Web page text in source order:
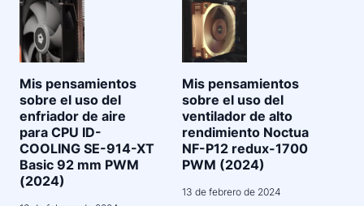
Mis pensamientos
sobre el uso del
enfriador de aire
para CPU ID-
COOLING SE-914-XT
Basic 92 mm PWM
(2024)
Mis pensamientos
sobre el uso del
ventilador de alto
rendimiento Noctua
NF-P12 redux-1700
PWM (2024)
13 de febrero de 2024